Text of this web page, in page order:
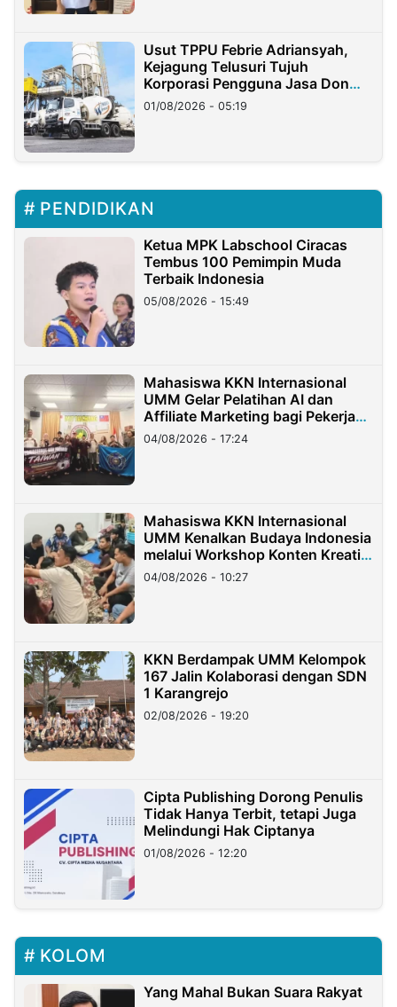
Usut TPPU Febrie Adriansyah,
Kejagung Telusuri Tujuh
Korporasi Pengguna Jasa Don
Ritto
01/08/2026 - 05:19
PENDIDIKAN
Ketua MPK Labschool Ciracas
Tembus 100 Pemimpin Muda
Terbaik Indonesia
05/08/2026 - 15:49
Mahasiswa KKN Internasional
UMM Gelar Pelatihan AI dan
Affiliate Marketing bagi Pekerja
Migran Indonesia di Taiwan
04/08/2026 - 17:24
Mahasiswa KKN Internasional
UMM Kenalkan Budaya Indonesia
melalui Workshop Konten Kreatif
di Taiwan
04/08/2026 - 10:27
KKN Berdampak UMM Kelompok
167 Jalin Kolaborasi dengan SDN
1 Karangrejo
02/08/2026 - 19:20
Cipta Publishing Dorong Penulis
Tidak Hanya Terbit, tetapi Juga
Melindungi Hak Ciptanya
01/08/2026 - 12:20
KOLOM
Yang Mahal Bukan Suara Rakyat